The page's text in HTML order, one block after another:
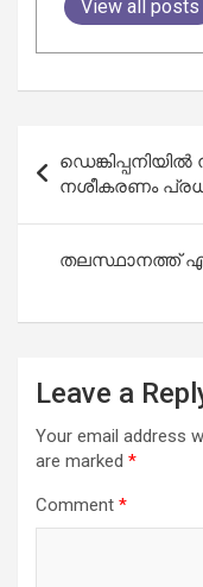
View all posts
navigation
നശീകരണം
തലസ്ഥാനത്ത്
Leave a
Your email address
are marked *
Comment *